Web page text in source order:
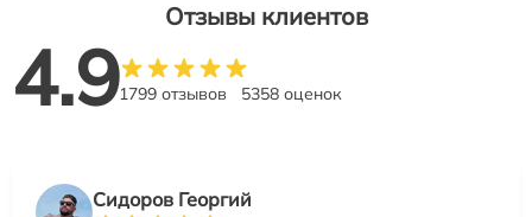
Отзывы клиентов
4.91799 отзывов 5358 оценок
Сидоров Георгий